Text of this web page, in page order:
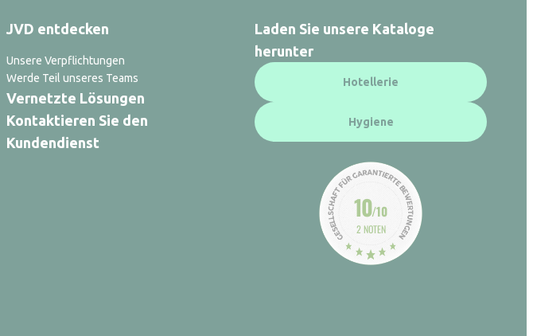
JVD entdecken
Unsere Verpflichtungen
Werde Teil unseres Teams
Vernetzte Lösungen
Kontaktieren Sie den
Kundendienst
Laden Sie unsere Kataloge
herunter
Hotellerie
Hygiene
10/10
2 NOTEN